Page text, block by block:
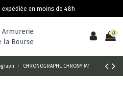
en moins de 48h
0
CHRONOGRAPHE CHRONY M1